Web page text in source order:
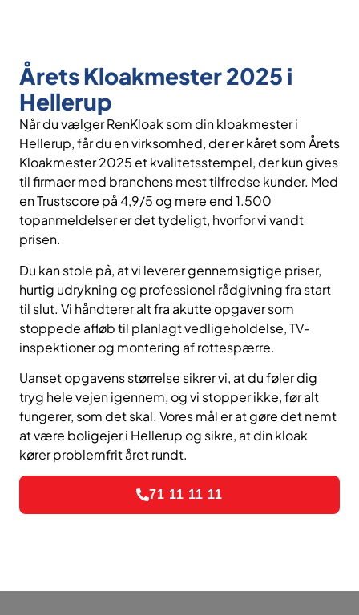
Årets Kloakmester 2025 i
Hellerup
Når du vælger RenKloak som din kloakmester i
Hellerup, får du en virksomhed, der er kåret som Årets
Kloakmester 2025 et kvalitetsstempel, der kun gives
til firmaer med branchens mest tilfredse kunder. Med
en Trustscore på 4,9/5 og mere end 1.500
topanmeldelser er det tydeligt, hvorfor vi vandt
prisen.
Du kan stole på, at vi leverer gennemsigtige priser,
hurtig udrykning og professionel rådgivning fra start
til slut. Vi håndterer alt fra akutte opgaver som
stoppede afløb til planlagt vedligeholdelse, TV-
inspektioner og montering af rottespærre.
Uanset opgavens størrelse sikrer vi, at du føler dig
tryg hele vejen igennem, og vi stopper ikke, før alt
fungerer, som det skal. Vores mål er at gøre det nemt
at være boligejer i Hellerup og sikre, at din kloak
kører problemfrit året rundt.
71 11 11 11